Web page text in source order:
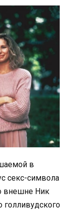
в
секс-символа
внешне Ник
голливудского